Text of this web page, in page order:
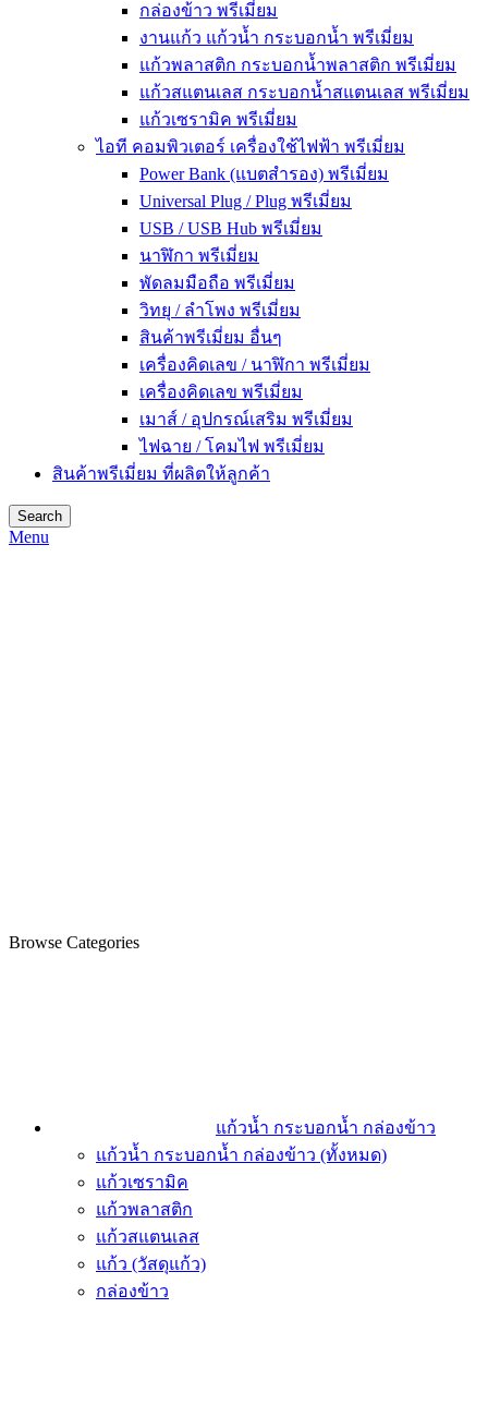
กล่องข้าว พรีเมี่ยม
งานแก้ว แก้วน้ำ กระบอกน้ำ พรีเมี่ยม
แก้วพลาสติก กระบอกน้ำพลาสติก พรีเมี่ยม
แก้วสแตนเลส กระบอกน้ำสแตนเลส พรีเมี่ยม
แก้วเซรามิค พรีเมี่ยม
ไอที คอมพิวเตอร์ เครื่องใช้ไฟฟ้า พรีเมี่ยม
Power Bank (แบตสำรอง) พรีเมี่ยม
Universal Plug / Plug พรีเมี่ยม
USB / USB Hub พรีเมี่ยม
นาฬิกา พรีเมี่ยม
พัดลมมือถือ พรีเมี่ยม
วิทยุ / ลำโพง พรีเมี่ยม
สินค้าพรีเมี่ยม อื่นๆ
เครื่องคิดเลข / นาฬิกา พรีเมี่ยม
เครื่องคิดเลข พรีเมี่ยม
เมาส์ / อุปกรณ์เสริม พรีเมี่ยม
ไฟฉาย / โคมไฟ พรีเมี่ยม
สินค้าพรีเมี่ยม ที่ผลิตให้ลูกค้า
Search
Menu
Browse Categories
แก้วน้ำ กระบอกน้ำ กล่องข้าว
แก้วน้ำ กระบอกน้ำ กล่องข้าว (ทั้งหมด)
แก้วเซรามิค
แก้วพลาสติก
แก้วสแตนเลส
แก้ว (วัสดุแก้ว)
กล่องข้าว